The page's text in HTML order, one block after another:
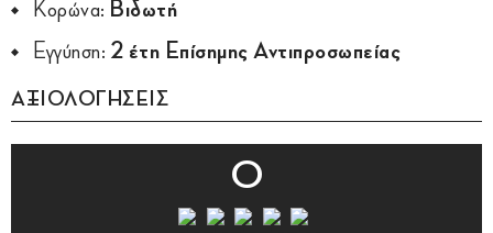
Κορώνα: Βιδωτή
Εγγύηση: 2 έτη Επίσημης Αντιπροσωπείας
ΑΞΙΟΛΟΓΗΣΕΙΣ
0